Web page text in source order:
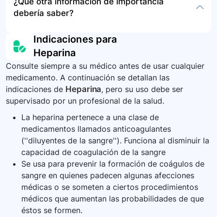
estos síntomas.
adecuadamente las agujas y jeringas usadas
siguiendo las normativas locales para la
crucial buscar atención médica de emergencia
inmediatamente. Una sobredosis puede
debería saber?
médicas y seguir atentamente las instrucciones
de su médico mientras esté recibiendo
heparina. Informe a todos sus proveedores de
atención médica que está siendo tratado con
heparina, especialmente si va a ser sometido a
una cirugía o procedimiento dental.
Indicaciones para
Heparina
Consulte siempre a su médico antes de usar cualquier
medicamento. A continuación se detallan las
indicaciones de Heparina, pero su uso debe ser
supervisado por un profesional de la salud.
La heparina pertenece a una clase de
medicamentos llamados anticoagulantes
(''diluyentes de la sangre''). Funciona al disminuir la
capacidad de coagulación de la sangre
Se usa para prevenir la formación de coágulos de
sangre en quienes padecen algunas afecciones
médicas o se someten a ciertos procedimientos
médicos que aumentan las probabilidades de que
éstos se formen.